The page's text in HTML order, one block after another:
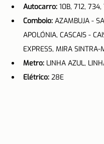
Autocarro: 10B, 712,
Comboio: AZAMBUJA -
APOLÓNIA, CASCAIS -
EXPRESS, MIRA SINTRA-
Metro: LINHA AZUL,
Elétrico: 28E